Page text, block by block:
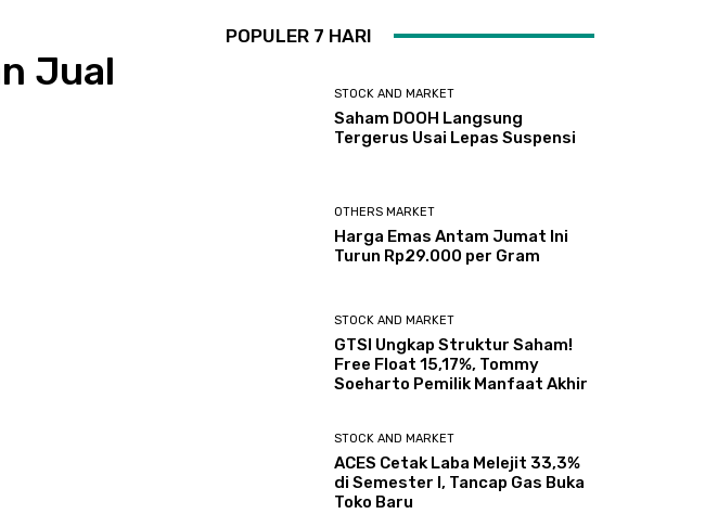
Jual
POPULER 7 HARI
STOCK AND MARKET
Saham DOOH Langsung
Tergerus Usai Lepas Suspensi
OTHERS MARKET
Harga Emas Antam Jumat Ini
Turun Rp29.000 per Gram
STOCK AND MARKET
GTSI Ungkap Struktur Saham!
Free Float 15,17%, Tommy
Soeharto Pemilik Manfaat Akhir
STOCK AND MARKET
ACES Cetak Laba Melejit 33,3%
di Semester I, Tancap Gas Buka
Toko Baru